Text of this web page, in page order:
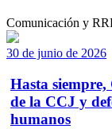
Comunicación y
30 de junio de 2026
Hasta
de la CCJ y
humanos